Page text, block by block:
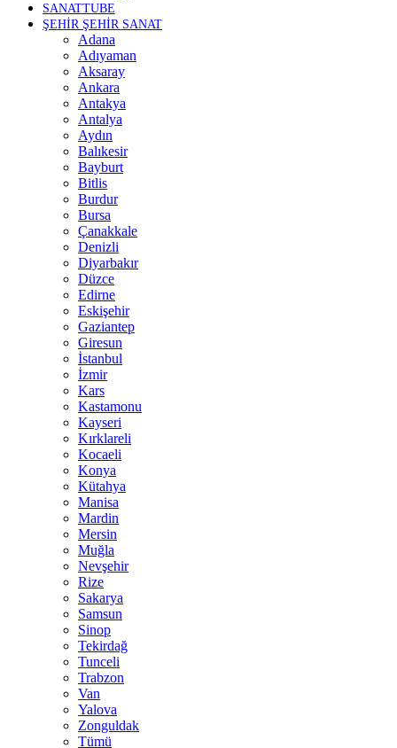
SANATTUBE
ŞEHİR ŞEHİR SANAT
Adana
Adıyaman
Aksaray
Ankara
Antakya
Antalya
Aydın
Balıkesir
Bayburt
Bitlis
Burdur
Bursa
Çanakkale
Denizli
Diyarbakır
Düzce
Edirne
Eskişehir
Gaziantep
Giresun
İstanbul
İzmir
Kars
Kastamonu
Kayseri
Kırklareli
Kocaeli
Konya
Kütahya
Manisa
Mardin
Mersin
Muğla
Nevşehir
Rize
Sakarya
Samsun
Sinop
Tekirdağ
Tunceli
Trabzon
Van
Yalova
Zonguldak
Tümü